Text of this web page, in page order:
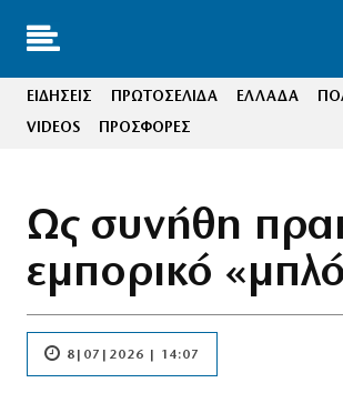
ΕΙΔΗΣΕΙΣ ΠΡΩΤΟΣΕΛΙΔΑ ΕΛΛΑΔΑ
VIDEOS
ΠΡΟΣΦΟΡΕΣ
Ως συνήθη
εμπορικό
8|07|2026 | 14:07